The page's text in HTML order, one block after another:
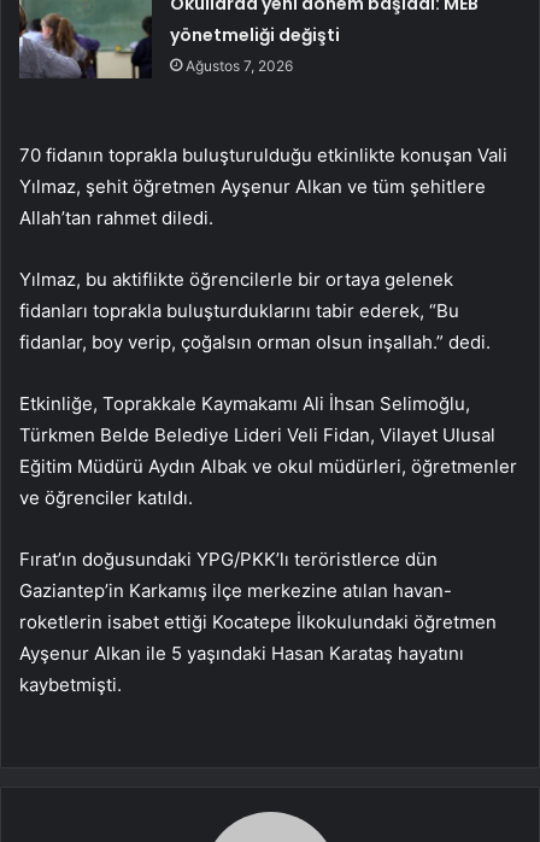
yönetmeliği değişti
Ağustos 7, 2026
70 fidanın toprakla buluşturulduğu etkinlikte konuşan Vali
Yılmaz, şehit öğretmen Ayşenur Alkan ve tüm şehitlere
Allah’tan rahmet diledi.
Yılmaz, bu aktiflikte öğrencilerle bir ortaya gelenek
fidanları toprakla buluşturduklarını tabir ederek, “Bu
fidanlar, boy verip, çoğalsın orman olsun inşallah.” dedi.
Etkinliğe, Toprakkale Kaymakamı Ali İhsan Selimoğlu,
Türkmen Belde Belediye Lideri Veli Fidan, Vilayet Ulusal
Eğitim Müdürü Aydın Albak ve okul müdürleri, öğretmenler
ve öğrenciler katıldı.
Fırat’ın doğusundaki YPG/PKK’lı teröristlerce dün
Gaziantep’in Karkamış ilçe merkezine atılan havan-
roketlerin isabet ettiği Kocatepe İlkokulundaki öğretmen
Ayşenur Alkan ile 5 yaşındaki Hasan Karataş hayatını
kaybetmişti.